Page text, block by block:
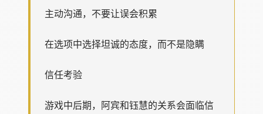
主动沟通，不要让误会积累
在选项中选择坦诚的态度，而不是隐瞒
信任考验
游戏中后期，阿宾和钰慧的关系会面临信